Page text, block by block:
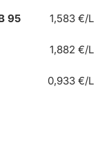
95 1,583 €/L
1,882 €/L
0,933 €/L